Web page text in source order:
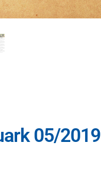
05/2019